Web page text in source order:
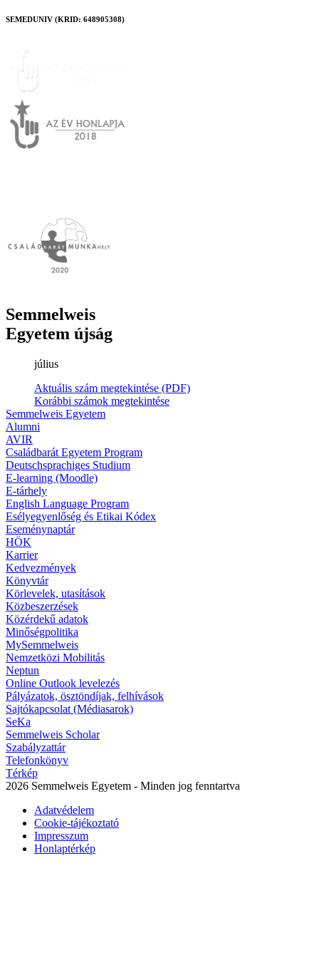
SEMEDUNIV (KRID: 648905308)
Semmelweis
Egyetem újság
július
Aktuális szám megtekintése (PDF)
Korábbi számok megtekintése
Semmelweis Egyetem
Alumni
AVIR
Családbarát Egyetem Program
Deutschsprachiges Studium
E-learning (Moodle)
E-tárhely
English Language Program
Esélyegyenlőség és Etikai Kódex
Eseménynaptár
HÖK
Karrier
Kedvezmények
Könyvtár
Körlevelek, utasítások
Közbeszerzések
Közérdekű adatok
Minőségpolitika
MySemmelweis
Nemzetközi Mobilitás
Neptun
Online Outlook levelezés
Pályázatok, ösztöndíjak, felhívások
Sajtókapcsolat (Médiasarok)
SeKa
Semmelweis Scholar
Szabályzattár
Telefonkönyv
Térkép
2026 Semmelweis Egyetem - Minden jog fenntartva
Adatvédelem
Cookie-tájékoztató
Impresszum
Honlaptérkép